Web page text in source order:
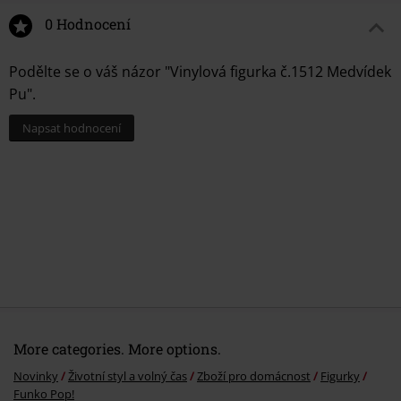
0 Hodnocení
Podělte se o váš názor "Vinylová figurka č.1512 Medvídek
Pu".
Napsat hodnocení
More categories. More options.
Novinky Životní styl a volný čas Zboží pro domácnost
Figurky
Funko Pop!